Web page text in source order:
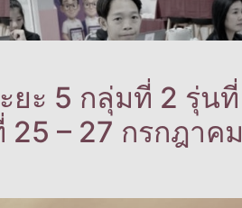
ยะ 5 กลุ่มที่ 2 รุ่นที่
– 27 กรกฎาคม